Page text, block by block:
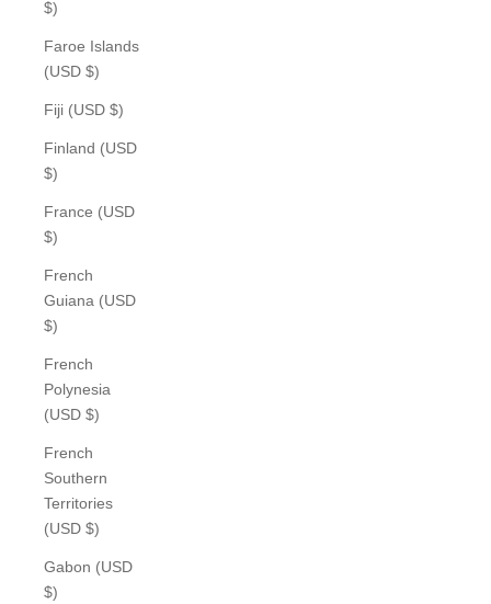
$)
Faroe Islands
(USD $)
Fiji (USD $)
Finland (USD
$)
France (USD
$)
French
Guiana (USD
$)
French
Polynesia
(USD $)
French
Southern
Territories
(USD $)
Gabon (USD
$)